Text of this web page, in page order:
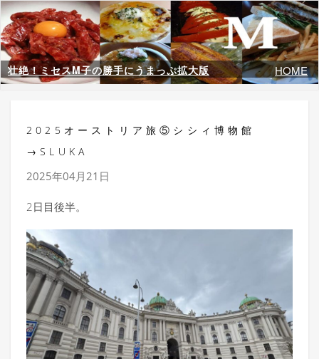
壮絶！ミセスM子の勝手にうまっぷ拡大版 HOME
2025オーストリア旅⑤シシィ博物館
→SLUKA
2025年04月21日
2日目後半。